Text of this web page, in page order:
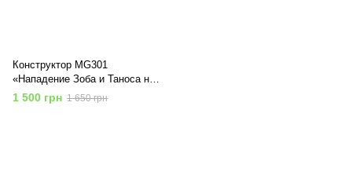
Конструктор MG301
«Нападение Зоба и Таноса на
Мстителей» 667 деталей 8 в 1
1 500 грн 1 650 грн